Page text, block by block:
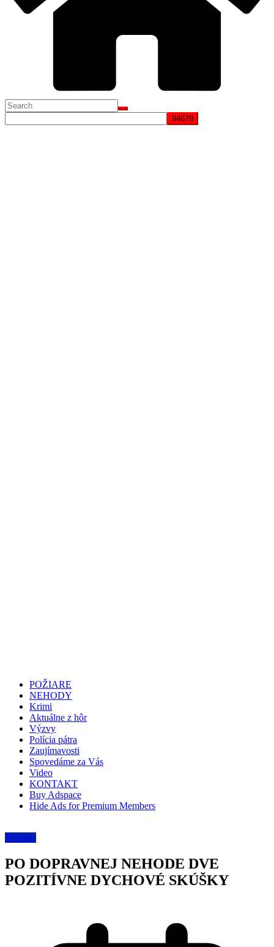
POŽIARE
NEHODY
Krimi
Aktuálne z hôr
Výzvy
Polícia pátra
Zaujímavosti
Spovedáme za Vás
Video
KONTAKT
Buy Adspace
Hide Ads for Premium Members
Nehody
PO DOPRAVNEJ NEHODE DVE
POZITÍVNE DYCHOVÉ SKÚŠKY